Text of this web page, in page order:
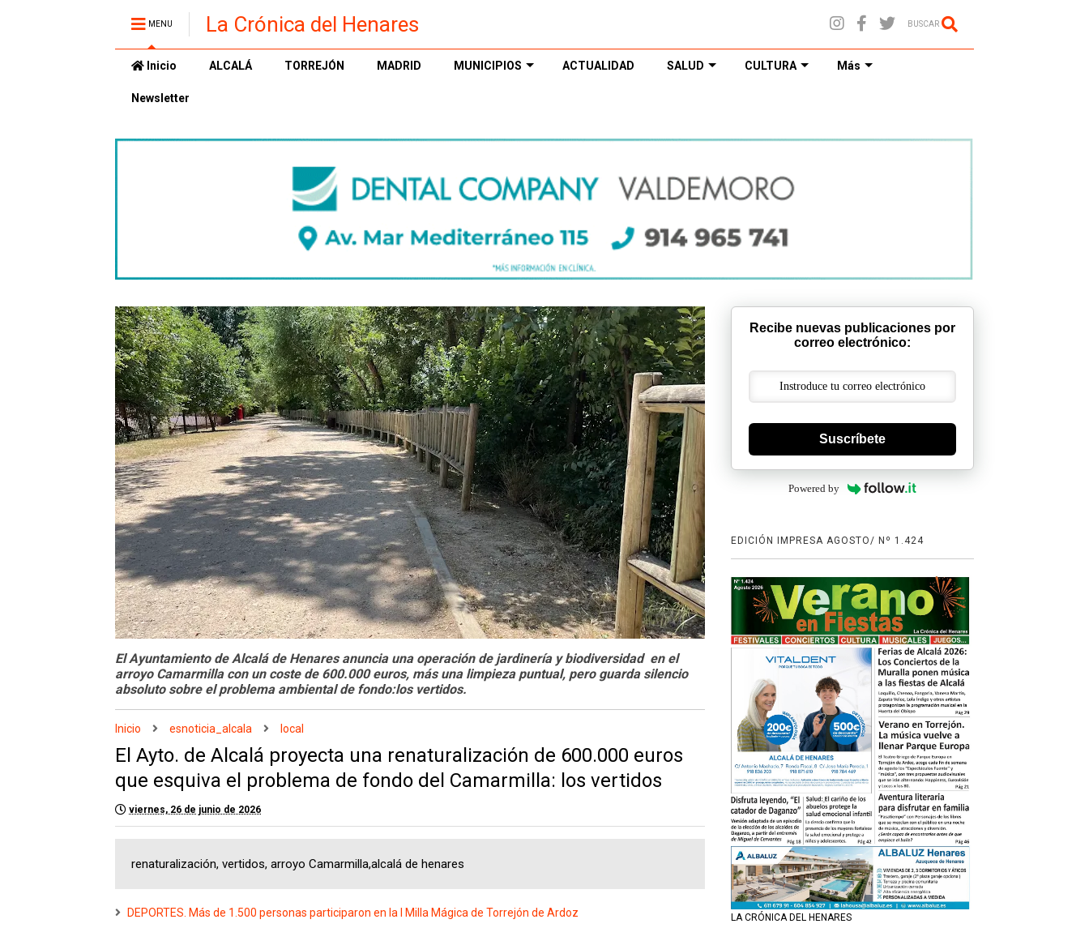
MENU La Crónica del Henares BUSCAR
Inicio ALCALÁ TORREJÓN MADRID MUNICIPIOS ACTUALIDAD SALUD CULTURA Más
Newsletter
El Ayuntamiento de Alcalá de Henares anuncia una operación de jardinería y biodiversidad en el
arroyo Camarmilla con un coste de 600.000 euros, más una limpieza puntual, pero guarda silencio
absoluto sobre el problema ambiental de fondo:los vertidos.
Inicio esnoticia_alcala local
El Ayto. de Alcalá proyecta una renaturalización de 600.000 euros
que esquiva el problema de fondo del Camarmilla: los vertidos
viernes, 26 de junio de 2026
renaturalización, vertidos, arroyo Camarmilla,alcalá de henares
DEPORTES. Más de 1.500 personas participaron en la I Milla Mágica de Torrejón de Ardoz
Recibe nuevas publicaciones por
correo electrónico:
Suscríbete
Powered by
EDICIÓN IMPRESA AGOSTO/ Nº 1.424
LA CRÓNICA DEL HENARES